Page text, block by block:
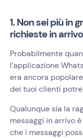
1. Non sei più in
richieste in
Probabilmente
l’applicazione
era ancora
dei tuoi clienti
Qualunque sia la
messaggi in arrivo
che i messaggi